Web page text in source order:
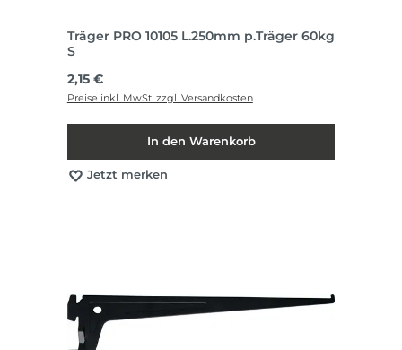
Träger PRO 10105 L.250mm p.Träger 60kg
S
Regulärer Preis:
2,15 €
Preise inkl. MwSt. zzgl. Versandkosten
In den Warenkorb
Jetzt merken